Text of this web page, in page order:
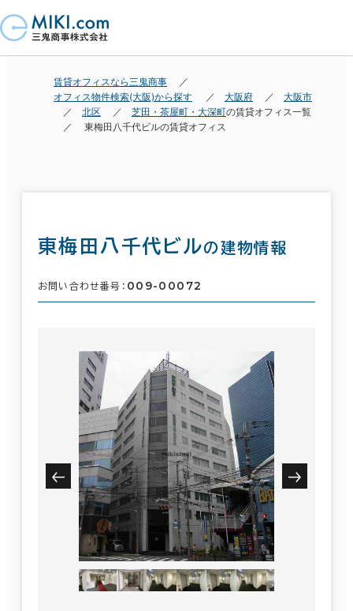
賃貸オフィスなら三鬼商事
オフィス物件検索(大阪)から探す
大阪府
大阪市
北区
芝田・茶屋町・大深町の賃貸オフィス一覧
東梅田八千代ビルの賃貸オフィス
東梅田八千代ビルの建物情報
お問い合わせ番号： 009-00072